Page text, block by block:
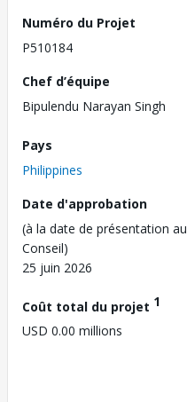
Numéro du Projet
P510184
Chef d’équipe
Bipulendu Narayan Singh
Pays
Philippines
Date d'approbation
(à la date de présentation au
Conseil)
25 juin 2026
Coût total du projet 1
USD 0.00 millions